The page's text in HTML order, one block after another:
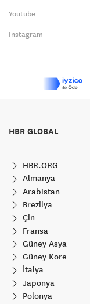
Youtube
Instagram
HBR GLOBAL
HBR.ORG
Almanya
Arabistan
Brezilya
Çin
Fransa
Güney Asya
Güney Kore
İtalya
Japonya
Polonya